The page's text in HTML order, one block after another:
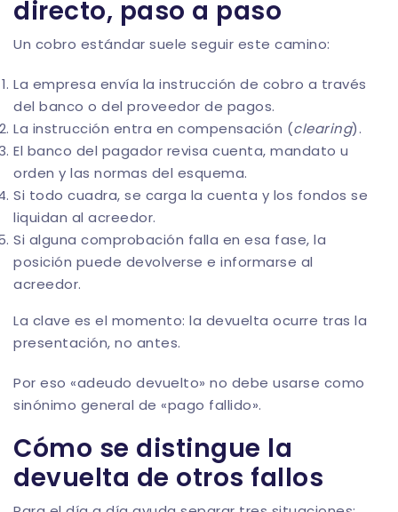
directo, paso a paso
Un cobro estándar suele seguir este camino:
La empresa envía la instrucción de cobro a través
del banco o del proveedor de pagos.
La instrucción entra en compensación (clearing).
El banco del pagador revisa cuenta, mandato u
orden y las normas del esquema.
Si todo cuadra, se carga la cuenta y los fondos se
liquidan al acreedor.
Si alguna comprobación falla en esa fase, la
posición puede devolverse e informarse al
acreedor.
La clave es el momento: la devuelta ocurre tras la
presentación, no antes.
Por eso «adeudo devuelto» no debe usarse como
sinónimo general de «pago fallido».
Cómo se distingue la
devuelta de otros fallos